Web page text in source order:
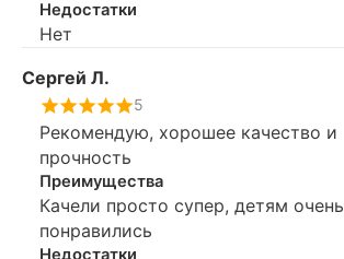
Недостатки
Нет
Сергей Л.
5
Рекомендую, хорошее качество и
прочность
Преимущества
Качели просто супер, детям очень
понравились
Недостатки